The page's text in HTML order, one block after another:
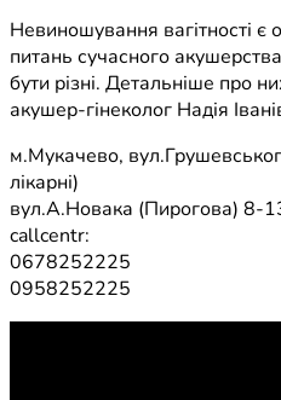
Невиношування вагітності є
питань сучасного
бути різні. Детальніше про
акушер-гінеколог Надія
м.Мукачево,
лікарні)
вул.А.Новака (Пирогова) 8-13
callcentr:
0678252225
0958252225